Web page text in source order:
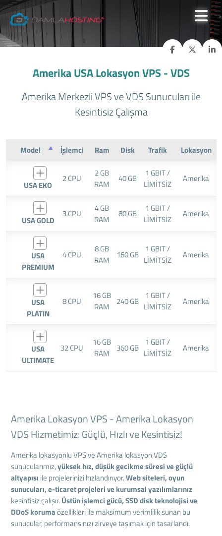
Amerika USA Lokasyon VPS - VDS
Amerika Merkezli VPS ve VDS Sunucuları ile
Kesintisiz Çalışma
Model İşlemci Ram Disk Trafik Lokasyon
USA EKO
2 CPU
2 GB
RAM
40 GB
1 GBIT /
LİMİTSİZ
Amerika
USA GOLD
3 CPU
4 GB
RAM
80 GB
1 GBIT /
LİMİTSİZ
Amerika
USA
PREMIUM
4 CPU
8 GB
RAM
160 GB
1 GBIT /
LİMİTSİZ
Amerika
USA
PLATIN
8 CPU
16 GB
RAM
240 GB
1 GBIT /
LİMİTSİZ
Amerika
USA
ULTIMATE
32 CPU
16 GB
RAM
360 GB
1 GBIT /
LİMİTSİZ
Amerika
Amerika Lokasyon VPS - Amerika Lokasyon
VDS Hizmetimiz: Güçlü, Hızlı ve Kesintisiz!
Amerika lokasyonlu VPS ve Amerika lokasyon VDS
sunucularımız,yüksek hız, düşük gecikme süresi ve güçlü
altyapısı ile projelerinizi hızlandırıyor.Web siteleri, oyun
sunucuları, e-ticaret projeleri ve kurumsal yazılımlarınız
kesintisiz çalışır.Üstün işlemci gücü, SSD disk teknolojisi ve
DDoS korumaözellikleri ile maksimum verimlilik sunan bu
sunucular, performansınızı zirveye taşımak için tasarlandı.